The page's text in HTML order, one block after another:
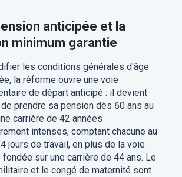
anticipée et la
minimum garantie
les conditions générales d'âge
la réforme ouvre une voie
de départ anticipé : il devient
prendre sa pension dès 60 ans au
carrière de 42 années
intenses, comptant chacune au
jours de travail, en plus de la voie
sur une carrière de 44 ans. Le
et le congé de maternité sont